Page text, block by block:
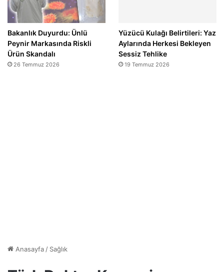
Bakanlık Duyurdu: Ünlü
Peynir Markasında Riskli
Ürün Skandalı
26 Temmuz 2026
Yüzücü Kulağı Belirtileri: Yaz
Aylarında Herkesi Bekleyen
Sessiz Tehlike
19 Temmuz 2026